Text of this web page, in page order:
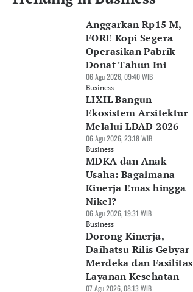
Anggarkan Rp15 M,
FORE Kopi Segera
Operasikan Pabrik
Donat Tahun Ini
06 Agu 2026, 09:40 WIB
Business
LIXIL Bangun
Ekosistem Arsitektur
Melalui LDAD 2026
06 Agu 2026, 23:18 WIB
Business
MDKA dan Anak
Usaha: Bagaimana
Kinerja Emas hingga
Nikel?
06 Agu 2026, 19:31 WIB
Business
Dorong Kinerja,
Daihatsu Rilis Gebyar
Merdeka dan Fasilitas
Layanan Kesehatan
07 Agu 2026, 08:13 WIB